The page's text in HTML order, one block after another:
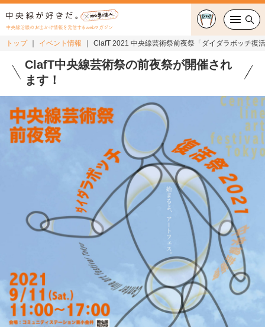
中央線沿線のお出かけ情報を発信するwebマガジン
グルメ・カフェ
スイーツ・テイクアウト
おでかけ
中央線カルチャー
イベント情報
おしらせ
トップ イベント情報 ClafT 2021 中央線芸術祭前夜祭「ダイダラボッチ復
ClafT中央線芸術祭の前夜祭が開催され
ます！